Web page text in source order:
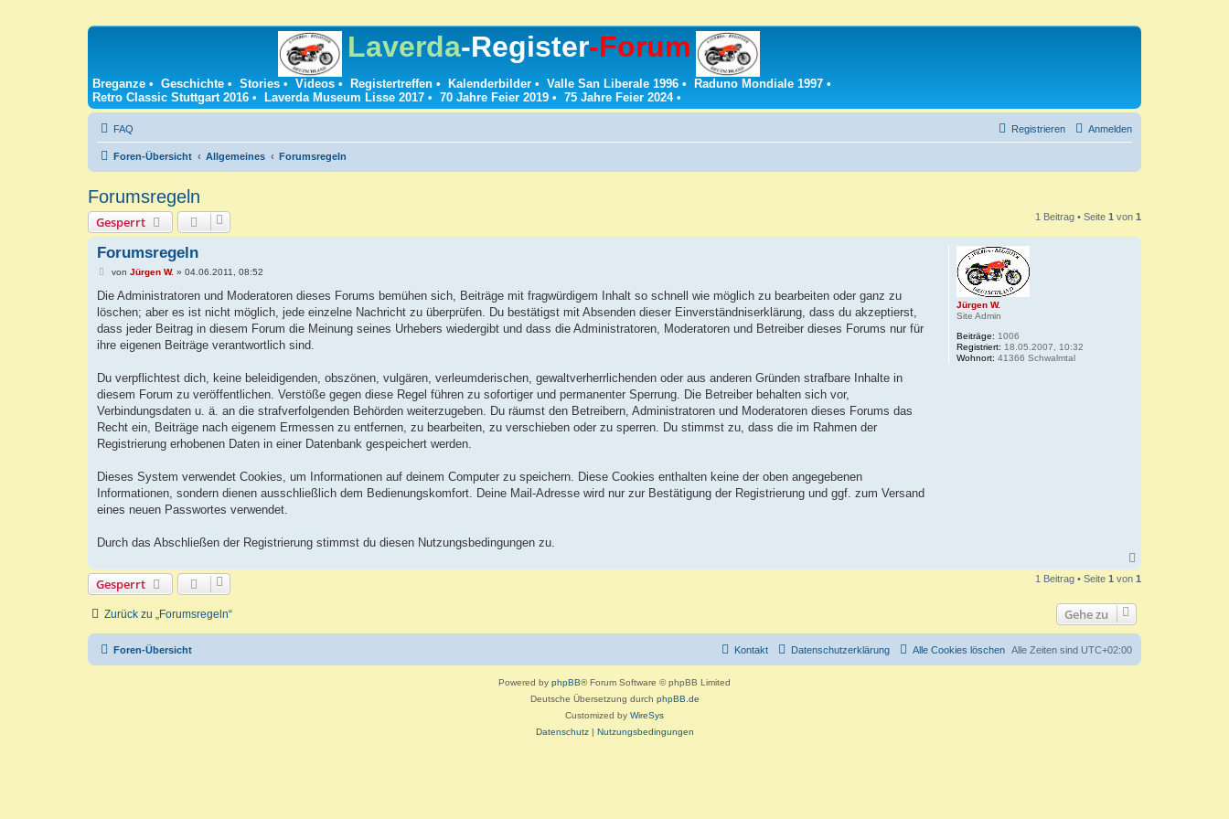
Laverda-Register-Forum
Breganze • Geschichte • Stories • Videos • Registertreffen • Kalenderbilder • Valle San Liberale 1996 • Raduno Mondiale 1997 •
Retro Classic Stuttgart 2016 • Laverda Museum Lisse 2017 • 70 Jahre Feier 2019 • 75 Jahre Feier 2024•
FAQ Anmelden
Registrieren
Foren-Übersicht Allgemeines Forumsregeln
Forumsregeln
Gesperrt 1 Beitrag • Seite 1 von 1
Jürgen W.
Site Admin
Beiträge: 1006
Registriert: 18.05.2007, 10:32
Wohnort: 41366 Schwalmtal
Forumsregeln
B
i
r
a
von Jürgen W. » 04.06.2011, 08:52
Die Administratoren und Moderatoren dieses Forums bemühen sich, Beiträge mit fragwürdigem Inhalt so schnell wie möglich zu bearbeiten oder ganz zu
löschen; aber es ist nicht möglich, jede einzelne Nachricht zu überprüfen. Du bestätigst mit Absenden dieser Einverständniserklärung, dass du akzeptierst,
dass jeder Beitrag in diesem Forum die Meinung seines Urhebers wiedergibt und dass die Administratoren, Moderatoren und Betreiber dieses Forums nur für
ihre eigenen Beiträge verantwortlich sind.
Du verpflichtest dich, keine beleidigenden, obszönen, vulgären, verleumderischen, gewaltverherrlichenden oder aus anderen Gründen strafbare Inhalte in
diesem Forum zu veröffentlichen. Verstöße gegen diese Regel führen zu sofortiger und permanenter Sperrung. Die Betreiber behalten sich vor,
Verbindungsdaten u. ä. an die strafverfolgenden Behörden weiterzugeben. Du räumst den Betreibern, Administratoren und Moderatoren dieses Forums das
Recht ein, Beiträge nach eigenem Ermessen zu entfernen, zu bearbeiten, zu verschieben oder zu sperren. Du stimmst zu, dass die im Rahmen der
Registrierung erhobenen Daten in einer Datenbank gespeichert werden.
Dieses System verwendet Cookies, um Informationen auf deinem Computer zu speichern. Diese Cookies enthalten keine der oben angegebenen
Informationen, sondern dienen ausschließlich dem Bedienungskomfort. Deine Mail-Adresse wird nur zur Bestätigung der Registrierung und ggf. zum Versand
eines neuen Passwortes verwendet.
Durch das Abschließen der Registrierung stimmst du diesen Nutzungsbedingungen zu.
c
Gesperrt 1 Beitrag • Seite 1 von 1
Zurück zu „Forumsregeln“ Gehe zu
Foren-Übersicht Alle Zeiten sind UTC+02:00
Alle Cookies löschen
Datenschutzerklärung
Kontakt
Powered by phpBB® Forum Software © phpBB Limited
Deutsche Übersetzung durch phpBB.de
Customized by WireSys
Datenschutz| Nutzungsbedingungen